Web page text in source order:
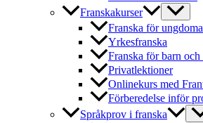
Franskakurser
Franska för
Yrkesfranska
Franska för barn
Privatlektioner
Onlinekurs med
Förberedelse inför
Språkprov i franska